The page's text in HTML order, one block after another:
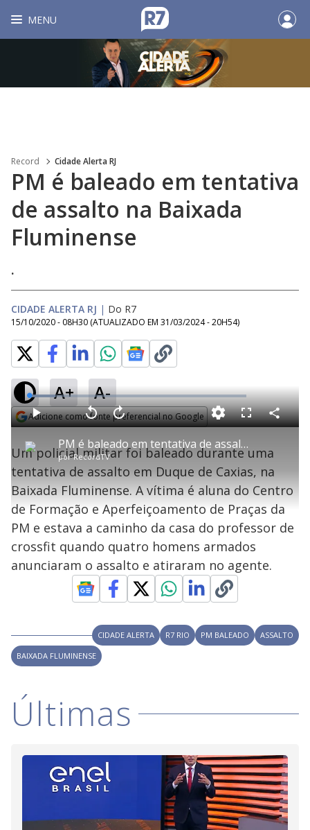
MENU
Record Cidade Alerta RJ
PM é baleado em tentativa
de assalto na Baixada
Fluminense
.
CIDADE ALERTA RJ | Do R7
15/10/2020 - 08H30 (ATUALIZADO EM 31/03/2024 - 20H54)
A+ A-
Adicione como fonte preferencial no Google
P
l
a
y
V
i
d
e
PM é baleado em tentativa de assalto na Baixada Fluminense
porRecordTV
P V
t
a
r
0
e
g
n
d
s
A
n
ç
a
1
s
e
u
n
o
L
o
a
d
e
2
1
5
F
l
s
c
e
n
C
o
h
a
Um policial militar foi baleado durante uma
tentativa de assalto em Duque de Caxias, na
Baixada Fluminense. A vítima é aluna do Centro
de Formação e Aperfeiçoamento de Praças da
PM e estava a caminho da casa do professor de
crossfit quando quatro homens armados
anunciaram o assalto e atiraram no agente.
CIDADE ALERTA R7 RIO PM BALEADO
ASSALTO
BAIXADA FLUMINENSE
Últimas